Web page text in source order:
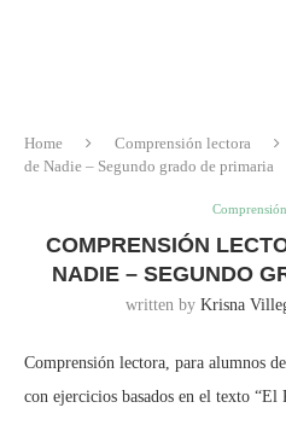
Home Comprensión lectora
de Nadie – Segundo grado de primaria
COMPRENSIÓN
NADIE – SEGUNDO
written by Krisna
Comprensión lectora, para alumnos
con ejercicios basados en el texto “El